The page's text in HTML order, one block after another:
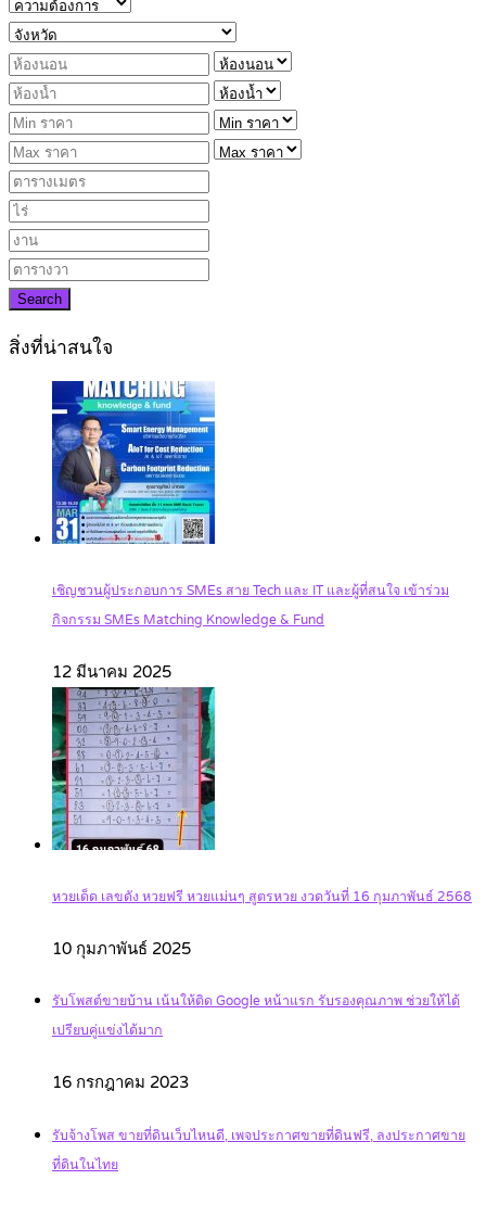
Search
สิ่งที่น่าสนใจ
เชิญชวนผู้ประกอบการ SMEs สาย Tech และ IT และผู้ที่สนใจ เข้าร่วม
กิจกรรม SMEs Matching Knowledge & Fund
12 มีนาคม 2025
หวยเด็ด เลขดัง หวยฟรี หวยแม่นๆ สูตรหวย งวดวันที่ 16 กุมภาพันธ์ 2568
10 กุมภาพันธ์ 2025
รับโพสต์ขายบ้าน เน้นให้ติด Google หน้าแรก รับรองคุณภาพ ช่วยให้ได้
เปรียบคู่แข่งได้มาก
16 กรกฎาคม 2023
รับจ้างโพส ขายที่ดินเว็บไหนดี, เพจประกาศขายที่ดินฟรี, ลงประกาศขาย
ที่ดินในไทย